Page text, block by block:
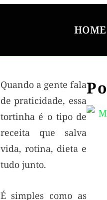
HOME
Quando a gente fala
de praticidade, essa
tortinha é o tipo de
receita que salva
vida, rotina, dieta e
tudo junto.
É simples como as